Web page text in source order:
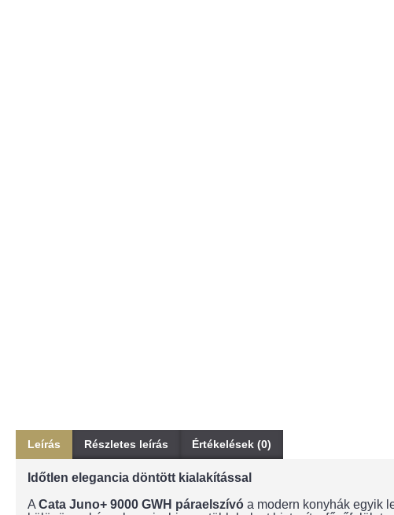
Leírás Részletes leírás Értékelések (0)
Időtlen elegancia döntött kialakítással
A Cata Juno+ 9000 GWH páraelszívó a modern konyhák egyik